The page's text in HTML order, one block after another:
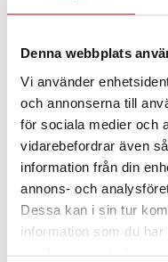
Denna webbplats
Vi använder
och annonserna till
för sociala medier och
vidarebefordrar även
information från din
annons- och
Dessa kan i sin tur
information som du
BOLT M8x12
30006-
12,00 kr